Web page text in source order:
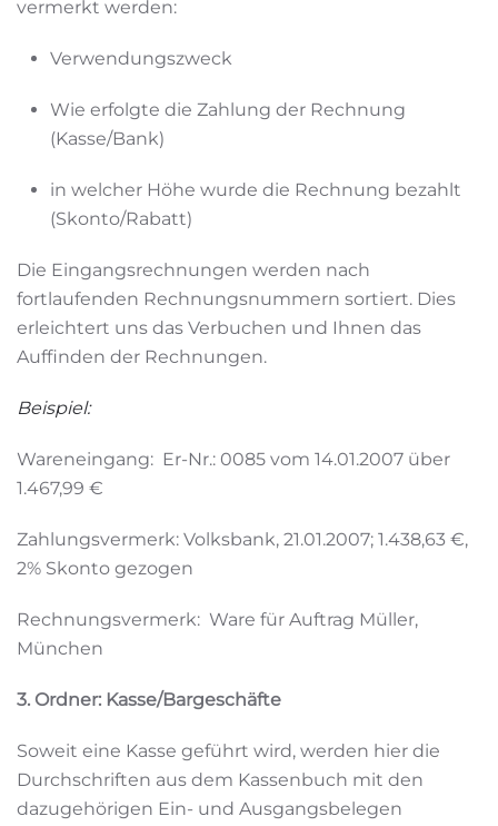
vermerkt werden:
Verwendungszweck
Wie erfolgte die Zahlung der Rechnung
(Kasse/Bank)
in welcher Höhe wurde die Rechnung bezahlt
(Skonto/Rabatt)
Die Eingangsrechnungen werden nach
fortlaufenden Rechnungsnummern sortiert. Dies
erleichtert uns das Verbuchen und Ihnen das
Auffinden der Rechnungen.
Beispiel:
Wareneingang: Er-Nr.: 0085 vom 14.01.2007 über
1.467,99 €
Zahlungsvermerk: Volksbank, 21.01.2007; 1.438,63 €,
2% Skonto gezogen
Rechnungsvermerk: Ware für Auftrag Müller,
München
3. Ordner: Kasse/Bargeschäfte
Soweit eine Kasse geführt wird, werden hier die
Durchschriften aus dem Kassenbuch mit den
dazugehörigen Ein- und Ausgangsbelegen